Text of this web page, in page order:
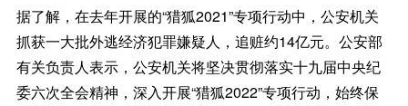
据了解，在去年开展的“猎狐2021”专项行动中，公安机关
抓获一大批外逃经济犯罪嫌疑人，追赃约14亿元。公安部
有关负责人表示，公安机关将坚决贯彻落实十九届中央纪
委六次全会精神，深入开展“猎狐2022”专项行动，始终保